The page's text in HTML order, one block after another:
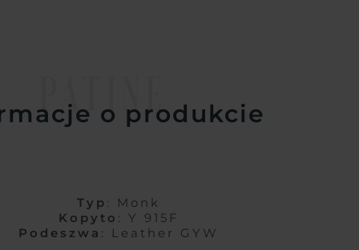
PATINE
o produkcie
Typ : Monk
Kopyto : Y 915F
Podeszwa : Leather GYW